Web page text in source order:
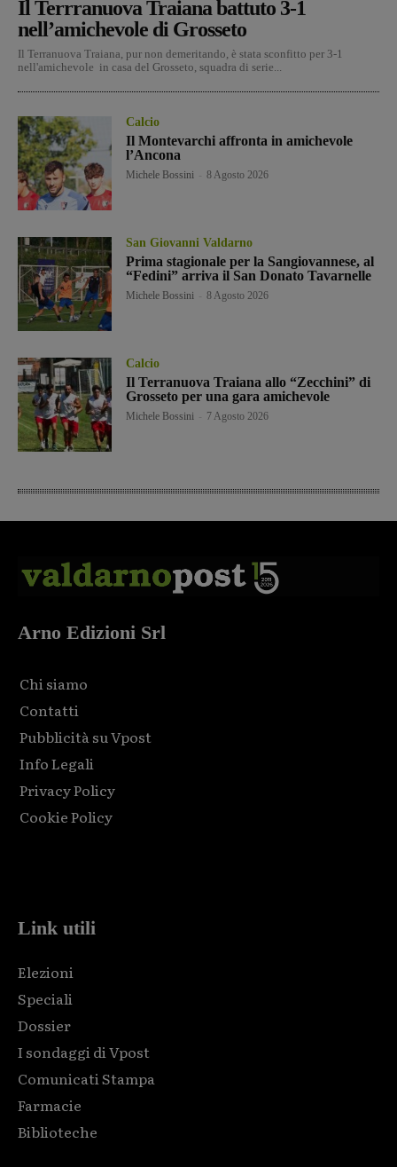
Il Terrranuova Traiana battuto 3-1
nell’amichevole di Grosseto
Il Terranuova Traiana, pur non demeritando, è stata sconfitto per 3-1
nell'amichevole in casa del Grosseto, squadra di serie...
Calcio
Il Montevarchi affronta in amichevole
l’Ancona
Michele Bossini 8 Agosto 2026
San Giovanni Valdarno
Prima stagionale per la Sangiovannese, al
“Fedini” arriva il San Donato Tavarnelle
Michele Bossini 8 Agosto 2026
Calcio
Il Terranuova Traiana allo “Zecchini” di
Grosseto per una gara amichevole
Michele Bossini 7 Agosto 2026
Arno Edizioni Srl
Chi siamo
Contatti
Pubblicità su Vpost
Info Legali
Privacy Policy
Cookie Policy
Link utili
Elezioni
Speciali
Dossier
I sondaggi di Vpost
Comunicati Stampa
Farmacie
Biblioteche